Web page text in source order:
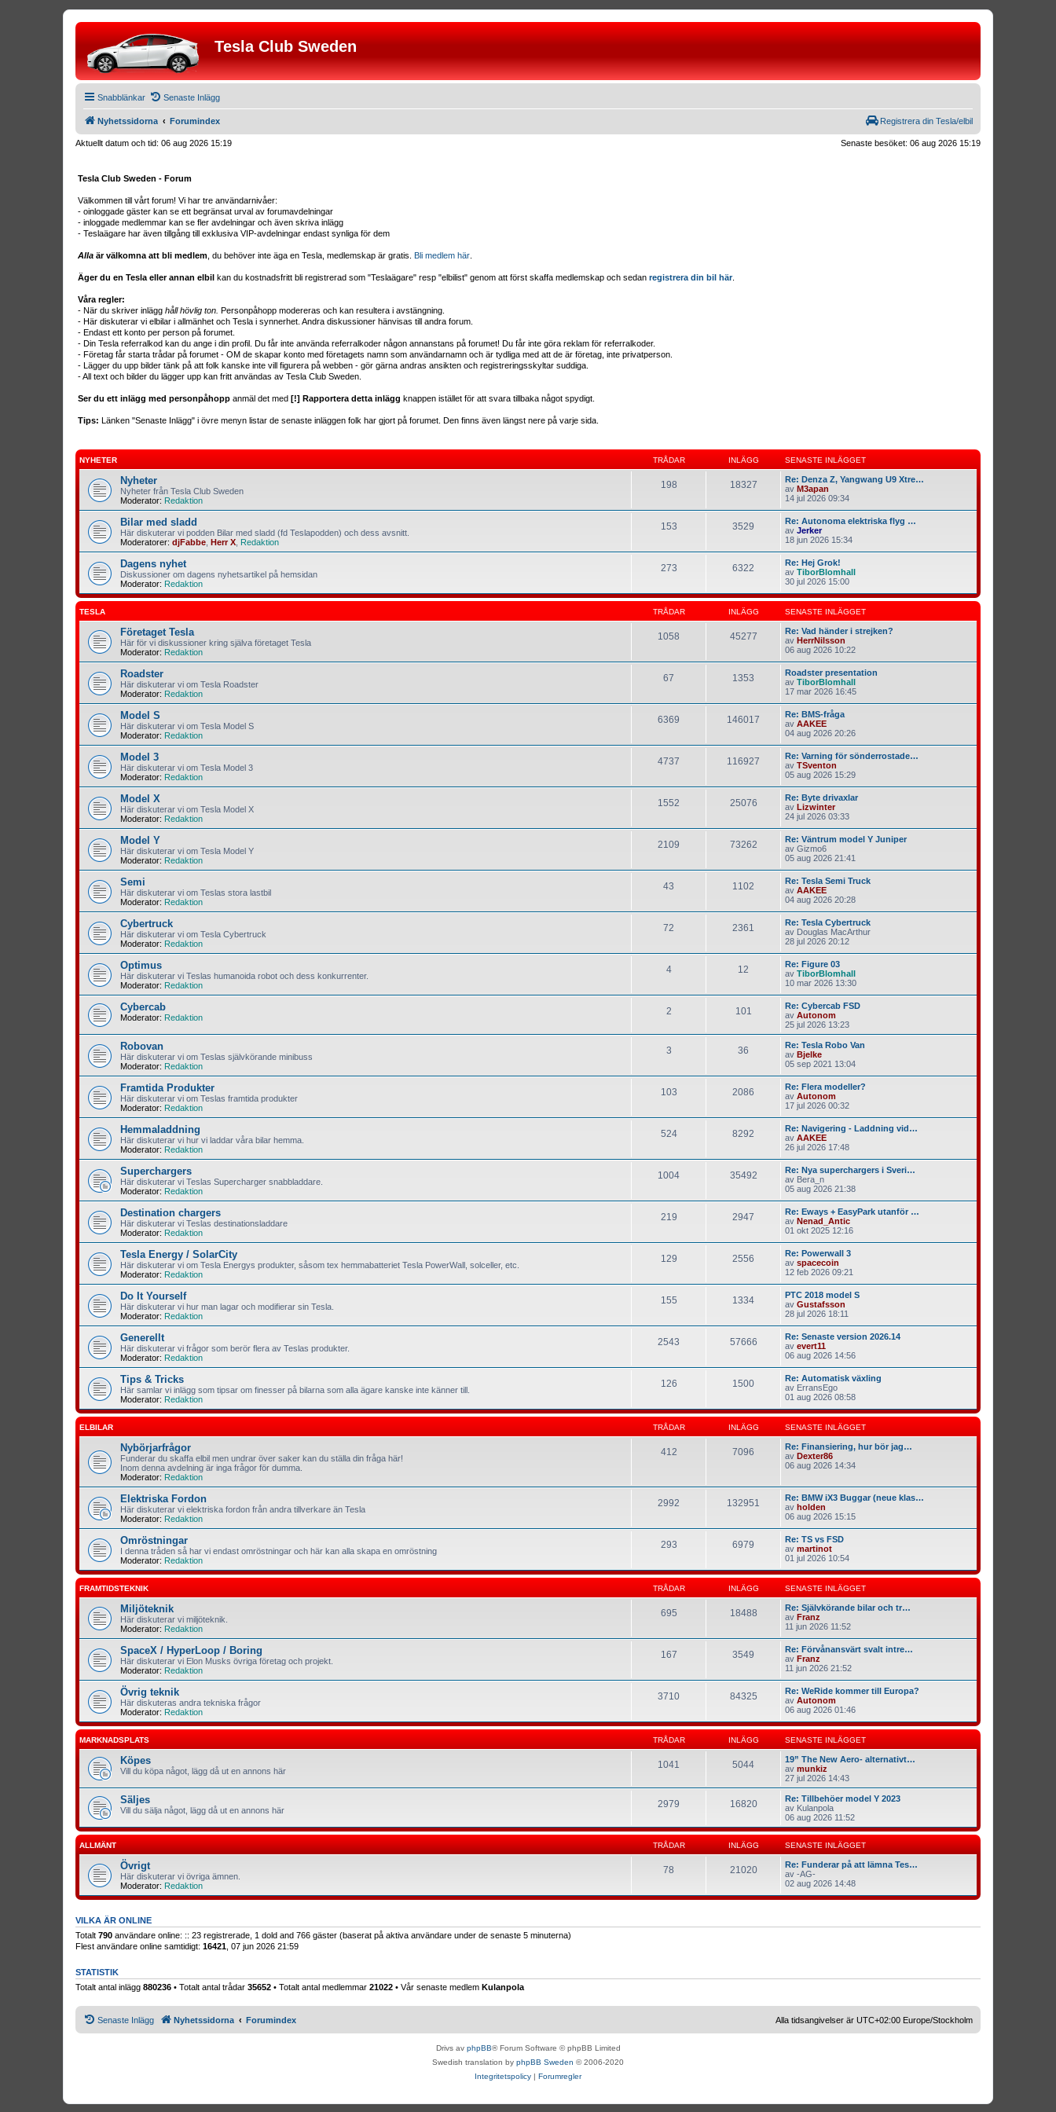
Tesla Club Sweden
Snabblänkar Senaste Inlägg
Nyhetssidorna Forumindex Registrera din Tesla/elbil
Senaste besöket: 06 aug 2026 15:19
Aktuellt datum och tid: 06 aug 2026 15:19
Tesla Club Sweden - Forum
Välkommen till vårt forum! Vi har tre användarnivåer:
- oinloggade gäster kan se ett begränsat urval av forumavdelningar
- inloggade medlemmar kan se fler avdelningar och även skriva inlägg
- Teslaägare har även tillgång till exklusiva VIP-avdelningar endast synliga för dem
Alla är välkomna att bli medlem , du behöver inte äga en Tesla, medlemskap är gratis. Bli medlem här
Äger du en Tesla eller annan elbil kan du kostnadsfritt bli registrerad som "Teslaägare" resp "elbilist" genom att först skaffa medlemskap och sedan registrera din bil här.
Våra regler:
- När du skriver inlägg håll hövlig ton. Personpåhopp modereras och kan resultera i avstängning.
- Här diskuterar vi elbilar i allmänhet och Tesla i synnerhet. Andra diskussioner hänvisas till andra forum.
- Endast ett konto per person på forumet.
- Din Tesla referralkod kan du ange i din profil. Du får inte använda referralkoder någon annanstans på forumet! Du får inte göra reklam för referralkoder.
- Företag får starta trådar på forumet - OM de skapar konto med företagets namn som användarnamn och är tydliga med att de är företag, inte privatperson.
- Lägger du upp bilder tänk på att folk kanske inte vill figurera på webben - gör gärna andras ansikten och registreringsskyltar suddiga.
- All text och bilder du lägger upp kan fritt användas av Tesla Club Sweden.
Ser du ett inlägg med personpåhopp anmäl det med [!] Rapportera detta inlägg knappen istället för att svara tillbaka något spydigt.
Tips: Länken "Senaste Inlägg" i övre menyn listar de senaste inläggen folk har gjort på forumet. Den finns även längst nere på varje sida.
NYHETER TRÅDAR INLÄGG SENASTE INLÄGGET
Nyheter
Nyheter från Tesla Club Sweden
Moderator: Redaktion
198 18327
Re: Denza Z, Yangwang U9 Xtre…
av M3apan
14 jul 2026 09:34
Bilar med sladd
Här diskuterar vi podden Bilar med sladd (fd Teslapodden) och dess avsnitt.
Moderatorer: djFabbe Herr X Redaktion
153 3529
Re: Autonoma elektriska flyg …
av Jerker
18 jun 2026 15:34
Dagens nyhet
Diskussioner om dagens nyhetsartikel på hemsidan
Moderator: Redaktion
273 6322
Re: Hej Grok!
av TiborBlomhall
30 jul 2026 15:00
TESLA TRÅDAR INLÄGG SENASTE INLÄGGET
Företaget Tesla
Här för vi diskussioner kring själva företaget Tesla
Moderator: Redaktion
1058 45277
Re: Vad händer i strejken?
av HerrNilsson
06 aug 2026 10:22
Roadster
Här diskuterar vi om Tesla Roadster
Moderator: Redaktion
67 1353
Roadster presentation
av TiborBlomhall
17 mar 2026 16:45
Model S
Här diskuterar vi om Tesla Model S
Moderator: Redaktion
6369 146017
Re: BMS-fråga
av AAKEE
04 aug 2026 20:26
Model 3
Här diskuterar vi om Tesla Model 3
Moderator: Redaktion
4737 116927
Re: Varning för sönderrostade…
av TSventon
05 aug 2026 15:29
Model X
Här diskuterar vi om Tesla Model X
Moderator: Redaktion
1552 25076
Re: Byte drivaxlar
av Lizwinter
24 jul 2026 03:33
Model Y
Här diskuterar vi om Tesla Model Y
Moderator: Redaktion
2109 73262
Re: Väntrum model Y Juniper
av Gizmo6
05 aug 2026 21:41
Semi
Här diskuterar vi om Teslas stora lastbil
Moderator: Redaktion
43 1102
Re: Tesla Semi Truck
av AAKEE
04 aug 2026 20:28
Cybertruck
Här diskuterar vi om Tesla Cybertruck
Moderator: Redaktion
72 2361
Re: Tesla Cybertruck
av Douglas MacArthur
28 jul 2026 20:12
Optimus
Här diskuterar vi Teslas humanoida robot och dess konkurrenter.
Moderator: Redaktion
4 12
Re: Figure 03
av TiborBlomhall
10 mar 2026 13:30
Cybercab
Moderator: Redaktion
2 101
Re: Cybercab FSD
av Autonom
25 jul 2026 13:23
Robovan
Här diskuterar vi om Teslas självkörande minibuss
Moderator: Redaktion
3 36
Re: Tesla Robo Van
av Bjelke
05 sep 2021 13:04
Framtida Produkter
Här diskuterar vi om Teslas framtida produkter
Moderator: Redaktion
103 2086
Re: Flera modeller?
av Autonom
17 jul 2026 00:32
Hemmaladdning
Här diskuterar vi hur vi laddar våra bilar hemma.
Moderator: Redaktion
524 8292
Re: Navigering - Laddning vid…
av AAKEE
26 jul 2026 17:48
Superchargers
Här diskuterar vi Teslas Supercharger snabbladdare.
Moderator: Redaktion
1004 35492
Re: Nya superchargers i Sveri…
av Bera_n
05 aug 2026 21:38
Destination chargers
Här diskuterar vi Teslas destinationsladdare
Moderator: Redaktion
219 2947
Re: Eways + EasyPark utanför …
av Nenad_Antic
01 okt 2025 12:16
Tesla Energy / SolarCity
Här diskuterar vi om Tesla Energys produkter, såsom tex hemmabatteriet Tesla PowerWall, solceller, etc.
Moderator: Redaktion
129 2556
Re: Powerwall 3
av spacecoin
12 feb 2026 09:21
Do It Yourself
Här diskuterar vi hur man lagar och modifierar sin Tesla.
Moderator: Redaktion
155 1334
PTC 2018 model S
av Gustafsson
28 jul 2026 18:11
Generellt
Här diskuterar vi frågor som berör flera av Teslas produkter.
Moderator: Redaktion
2543 57666
Re: Senaste version 2026.14
av evert11
06 aug 2026 14:56
Tips & Tricks
Här samlar vi inlägg som tipsar om finesser på bilarna som alla ägare kanske inte känner till.
Moderator: Redaktion
126 1500
Re: Automatisk växling
av ErransEgo
01 aug 2026 08:58
ELBILAR TRÅDAR INLÄGG SENASTE INLÄGGET
Nybörjarfrågor
Funderar du skaffa elbil men undrar över saker kan du ställa din fråga här!
Inom denna avdelning är inga frågor för dumma.
Moderator: Redaktion
412 7096
Re: Finansiering, hur bör jag…
av Dexter86
06 aug 2026 14:34
Elektriska Fordon
Här diskuterar vi elektriska fordon från andra tillverkare än Tesla
Moderator: Redaktion
2992 132951
Re: BMW iX3 Buggar (neue klas…
av holden
06 aug 2026 15:15
Omröstningar
I denna tråden så har vi endast omröstningar och här kan alla skapa en omröstning
Moderator: Redaktion
293 6979
Re: TS vs FSD
av martinot
01 jul 2026 10:54
FRAMTIDSTEKNIK TRÅDAR INLÄGG SENASTE INLÄGGET
Miljöteknik
Här diskuterar vi miljöteknik.
Moderator: Redaktion
695 18488
Re: Självkörande bilar och tr…
av Franz
11 jun 2026 11:52
SpaceX / HyperLoop / Boring
Här diskuterar vi Elon Musks övriga företag och projekt.
Moderator: Redaktion
167 3549
Re: Förvånansvärt svalt intre…
av Franz
11 jun 2026 21:52
Övrig teknik
Här diskuteras andra tekniska frågor
Moderator: Redaktion
3710 84325
Re: WeRide kommer till Europa?
av Autonom
06 aug 2026 01:46
MARKNADSPLATS TRÅDAR INLÄGG SENASTE INLÄGGET
Köpes
Vill du köpa något, lägg då ut en annons här
1041 5044
19” The New Aero- alternativt…
av munkiz
27 jul 2026 14:43
Säljes
Vill du sälja något, lägg då ut en annons här
2979 16820
Re: Tillbehöer model Y 2023
av Kulanpola
06 aug 2026 11:52
ALLMÄNT TRÅDAR INLÄGG SENASTE INLÄGGET
Övrigt
Här diskuterar vi övriga ämnen.
Moderator: Redaktion
78 21020
Re: Funderar på att lämna Tes…
av -AG-
02 aug 2026 14:48
VILKA ÄR ONLINE
Totalt 790 användare online: :: 23 registrerade, 1 dold and 766 gäster (baserat på aktiva användare under de senaste 5 minuterna)
Flest användare online samtidigt: 16421 , 07 jun 2026 21:59
STATISTIK
Totalt antal inlägg 880236 • Totalt antal trådar 35652 • Totalt antal medlemmar 21022 • Vår senaste medlem Kulanpola
Senaste Inlägg Nyhetssidorna Forumindex Alla tidsangivelser är UTC+02:00 Europe/Stockholm
Drivs av phpBB® Forum Software © phpBB Limited
Swedish translation by phpBB Sweden © 2006-2020
Integritetspolicy | Forumregler